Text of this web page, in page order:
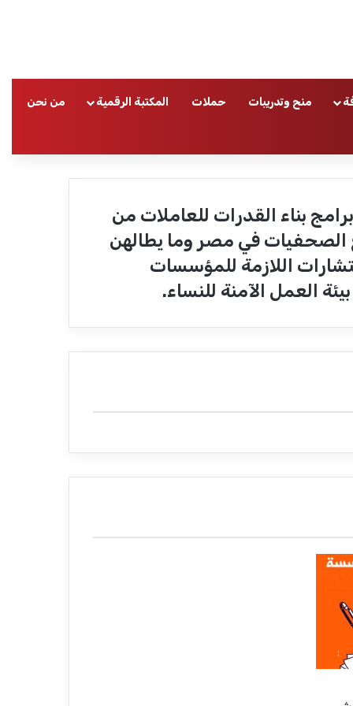
منح وتدريبات حملات المكتبة الرقمية من نحن
بناء القدرات للعاملات من
الصحفيات في مصر وما يطالهن
اللازمة للمؤسسات
العمل الآمنة للنساء.